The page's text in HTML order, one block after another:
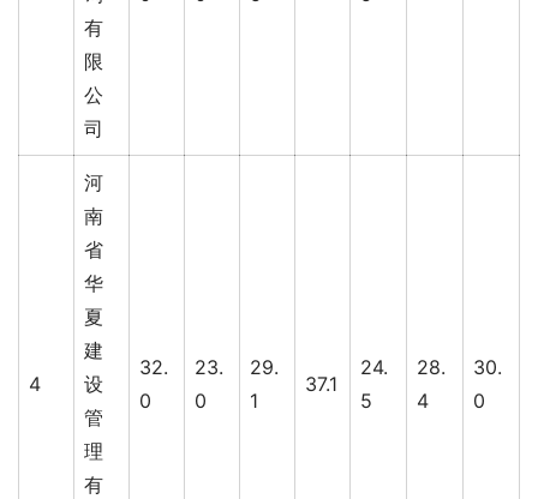
有
限
公
司
4
河
南
省
华
夏
建
设
管
理
有
32.
0
23.
0
29.
1
37.1
24.
5
28.
4
30.
0